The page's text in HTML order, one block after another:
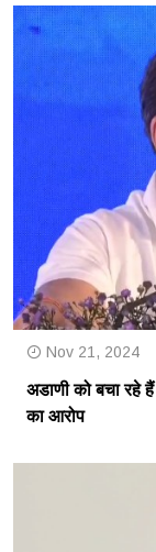
Nov 21, 2024
अडाणी को बचा रहे हैं
का आरोप